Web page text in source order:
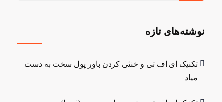
نوشته‌های تازه
تکنیک ای اف تی و خنثی کردن باور پول سخت به دست
میاد